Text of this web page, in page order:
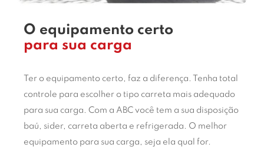
O equipamento certo
para sua carga
Ter o equipamento certo, faz a diferença. Tenha total
controle para escolher o tipo carreta mais adequado
para sua carga. Com a ABC você tem a sua disposição
baú, sider, carreta aberta e refrigerada. O melhor
equipamento para sua carga, seja ela qual for.